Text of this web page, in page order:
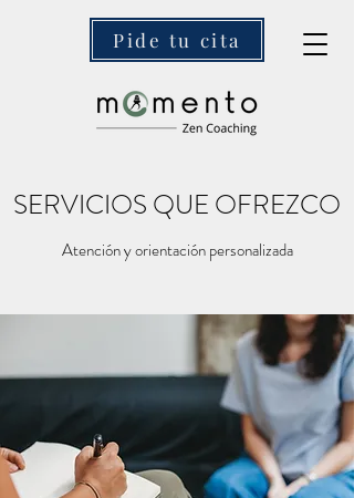
Pide tu cita
SERVICIOS QUE OFREZCO
Atención y orientación personalizada